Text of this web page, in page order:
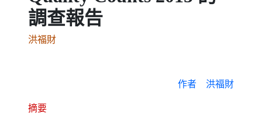
調查報告
洪福財
作者 洪福財
摘要